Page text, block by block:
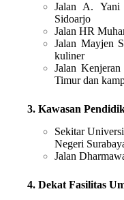
Jalan A.
Sidoarjo
Jalan HR
Jalan Mayjen
kuliner
Jalan
Timur dan
3. Kawasan
Sekitar
Negeri
Jalan
4. Dekat Fasilitas